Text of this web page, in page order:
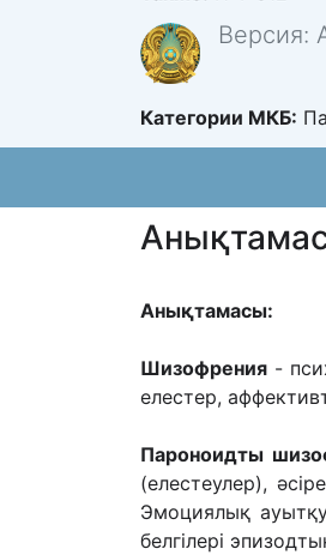
Версия:
Категории МКБ:
Анықтамасы:
Шизофрения -
елестер,
Пароноидты
(елестеулер),
Эмоциялық
белгілері